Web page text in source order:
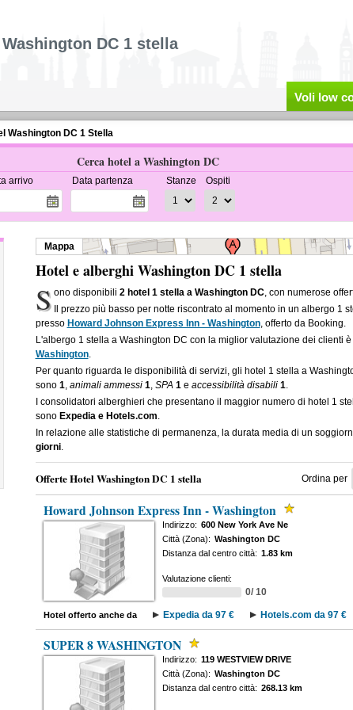
DC 1 stella
Voli low
Washington DC 1 Stella
Cerca hotel a Washington DC
arrivo Data partenza Stanze Ospiti
Mappa
Hotel e alberghi Washington DC 1 stella
S ono disponibili2 hotel 1 stella a Washington DC, con numerose
Il prezzo più basso per notte riscontrato al momento in un albergo 1
presso Howard Johnson Express Inn - Washington, offerto da Booking.
L'albergo 1 stella a Washington DC con la miglior valutazione dei clienti è
Washington.
Per quanto riguarda le disponibilità di servizi, gli hotel 1 stella a
sono 1, animali ammessi 1, SPA 1e accessibilità disabili 1.
I consolidatori alberghieri che presentano il maggior numero di hotel 1
sono Expedia e Hotels.com.
In relazione alle statistiche di permanenza, la durata media di un
giorni.
Offerte Hotel Washington DC 1 stella Ordina per
Howard Johnson Express Inn - Washington
Indirizzo: 600 New York Ave Ne
Città (Zona): Washington DC
Distanza dal centro città: 1.83 km
Valutazione clienti:
0/ 10
Hotel offerto anche da Expedia da 97 € Hotels.com da 97 €
SUPER 8 WASHINGTON
Indirizzo: 119 WESTVIEW DRIVE
Città (Zona): Washington DC
Distanza dal centro città: 268.13 km